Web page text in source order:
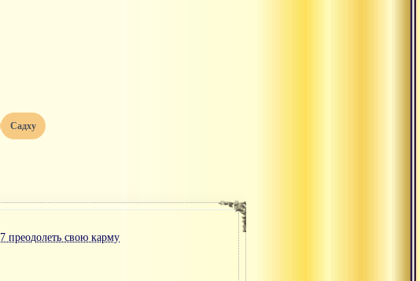
Садху
преодолеть свою карму